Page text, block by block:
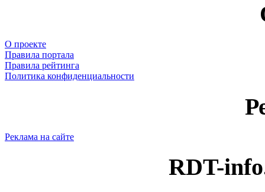
О проекте
Правила портала
Правила рейтинга
Политика конфиденциальности
Реклама на сайте
RDT-